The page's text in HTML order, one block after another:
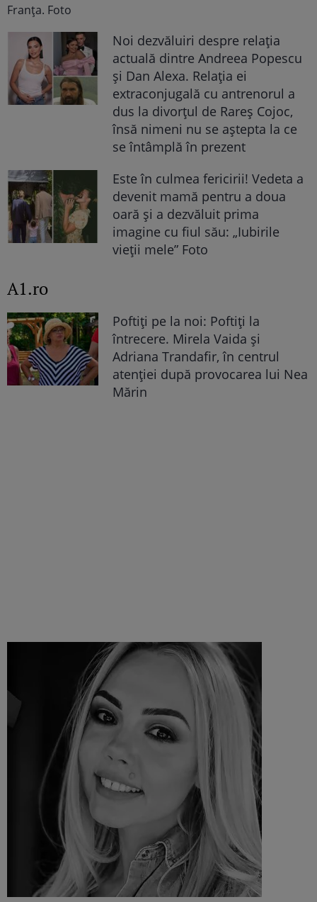
Noi dezvăluiri despre relația
actuală dintre Andreea Popescu
și Dan Alexa. Relația ei
extraconjugală cu antrenorul a
dus la divorțul de Rareș Cojoc,
însă nimeni nu se aștepta la ce
se întâmplă în prezent
Este în culmea fericirii! Vedeta a
devenit mamă pentru a doua
oară și a dezvăluit prima
imagine cu fiul său: „Iubirile
vieții mele” Foto
A1.ro
Poftiți pe la noi: Poftiți la
întrecere. Mirela Vaida și
Adriana Trandafir, în centrul
atenției după provocarea lui Nea
Mărin